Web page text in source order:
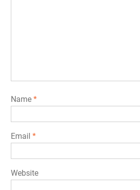
Name *
Email *
Website